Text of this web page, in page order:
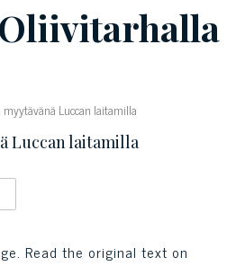
Luccan laitamilla
Luccan laitamilla
Read the original text on